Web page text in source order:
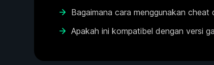
Bagaimana cara menggunakan
Apakah ini kompatibel dengan versi